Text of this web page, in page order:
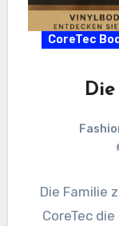
CoreTec
Die Familie
CoreTec